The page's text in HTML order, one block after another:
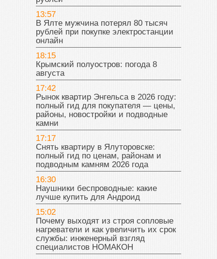
13:57
В Ялте мужчина потерял 80 тысяч
рублей при покупке электростанции
онлайн
18:15
Крымский полуостров: погода 8
августа
17:42
Рынок квартир Энгельса в 2026 году:
полный гид для покупателя — цены,
районы, новостройки и подводные
камни
17:17
Снять квартиру в Ялуторовске:
полный гид по ценам, районам и
подводным камням 2026 года
16:30
Наушники беспроводные: какие
лучше купить для Андроид
15:02
Почему выходят из строя сопловые
нагреватели и как увеличить их срок
службы: инженерный взгляд
специалистов НОМАКОН